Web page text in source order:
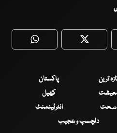
WhatsApp Twitter
ترین
پاکستان
کھیل
صحت
انٹرٹینمنٹ
دلچسپ و عجیب